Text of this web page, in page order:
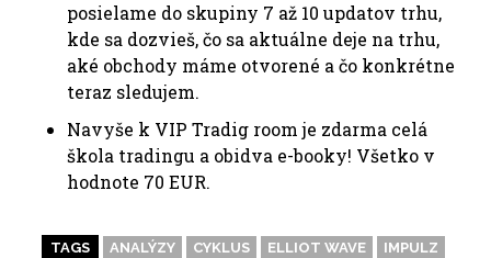
posielame do skupiny 7 až 10 updatov trhu,
kde sa dozvieš, čo sa aktuálne deje na trhu,
aké obchody máme otvorené a čo konkrétne
teraz sledujem.
Navyše k VIP Tradig room je zdarma celá
škola tradingu a obidva e-booky! Všetko v
hodnote 70 EUR.
TAGS ANALÝZY CYKLUS ELLIOT WAVE
IMPULZ